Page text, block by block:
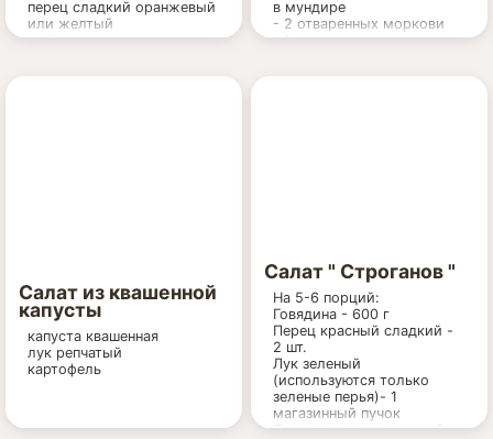
перец сладкий оранжевый
или желтый
майонез
в мундире
- 2 отваренных моркови
- 1 луковица
Салат из квашенной
капусты
капуста квашенная
лук репчатый
картофель
Салат " Строганов "
На 5-6 порций:
Говядина - 600 г
Перец красный сладкий -
2 шт.
Лук зеленый
(используются только
зеленые перья)- 1
магазинный пучок
Опята маринованные - 2